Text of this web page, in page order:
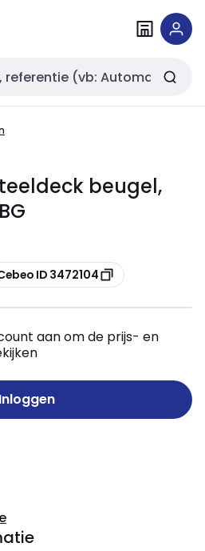
beugel,
ID 3472104
aan om de prijs- en
Inloggen